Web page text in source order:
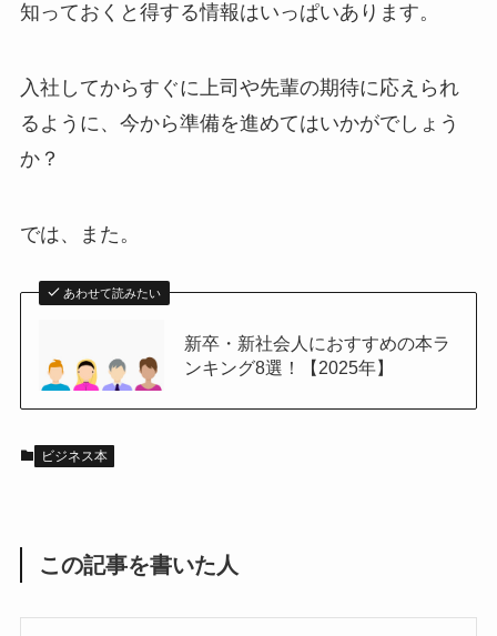
知っておくと得する情報はいっぱいあります。
入社してからすぐに上司や先輩の期待に応えられ
るように、今から準備を進めてはいかがでしょう
か？
では、また。
あわせて読みたい
新卒・新社会人におすすめの本ラ
ンキング8選！【2025年】
ビジネス本
この記事を書いた人